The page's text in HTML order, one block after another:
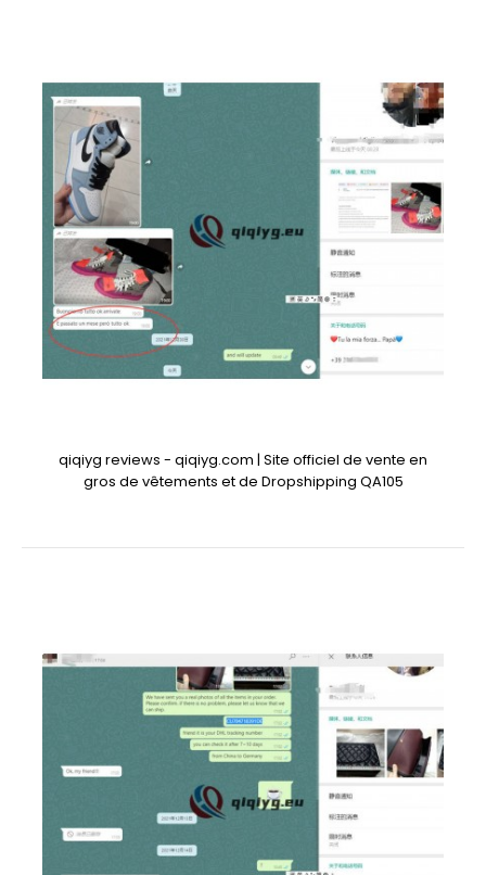
qiqiyg reviews - qiqiyg.com | Site officiel de vente en
gros de vêtements et de Dropshipping QA105